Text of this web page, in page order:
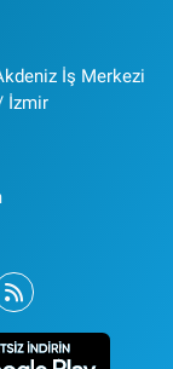
İş Merkezi
İzmir